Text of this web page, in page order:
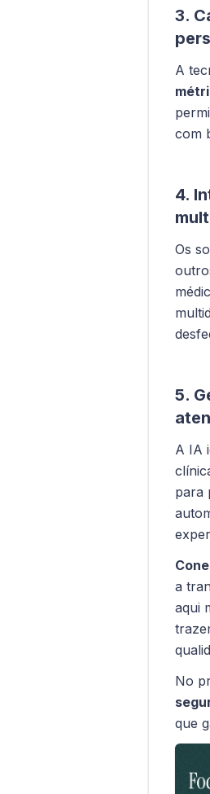
3.
A
com
4.
Os
5.
A IA
para
a
aqui
No
que